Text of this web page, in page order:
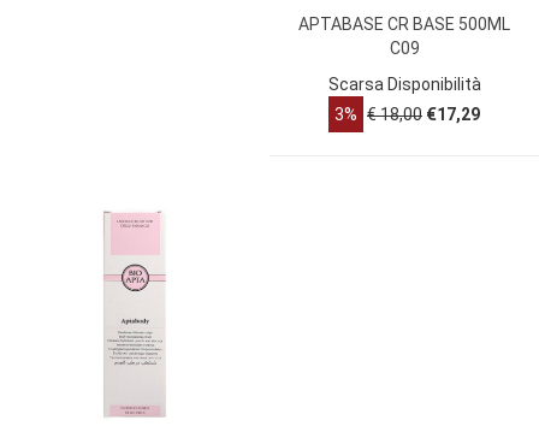
APTABASE CR BASE 500ML
C09
Scarsa Disponibilità
3% € 18,00 €17,29